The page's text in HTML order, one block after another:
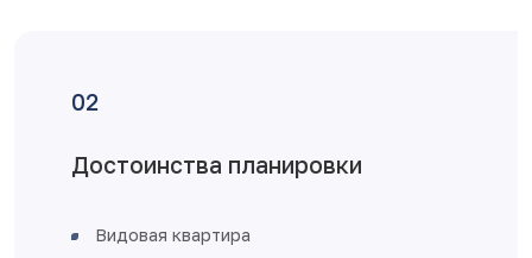
Отделка от застройщика
железная входная дверь